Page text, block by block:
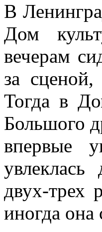
В
Дом
вечерам
за
Тогда в
Большого
впервые
двух-трех
иногда она